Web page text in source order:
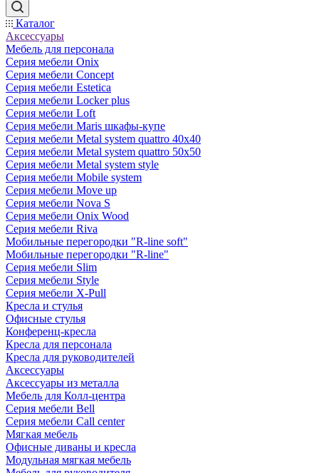
Каталог
Аксессуары
Мебель для персонала
Серия мебели Onix
Серия мебели Concept
Серия мебели Estetica
Серия мебели Locker plus
Серия мебели Loft
Серия мебели Maris шкафы-купе
Серия мебели Metal system quattro 40x40
Серия мебели Metal system quattro 50x50
Серия мебели Metal system style
Серия мебели Mobile system
Серия мебели Move up
Серия мебели Nova S
Серия мебели Onix Wood
Серия мебели Riva
Мобильные перегородки "R-line soft"
Мобильные перегородки "R-line"
Серия мебели Slim
Серия мебели Style
Серия мебели X-Pull
Кресла и стулья
Офисные стулья
Конференц-кресла
Кресла для персонала
Кресла для руководителей
Аксессуары
Аксессуары из металла
Мебель для Колл-центра
Серия мебели Bell
Серия мебели Call center
Мягкая мебель
Офисные диваны и кресла
Модульная мягкая мебель